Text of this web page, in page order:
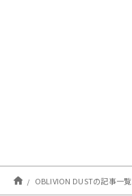
OBLIVION DUSTの記事一覧